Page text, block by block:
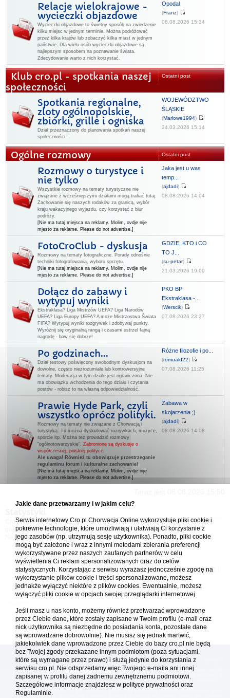
Relacje wielokrajowe -
wycieczki objazdowe
Wycieczki objazdowe to świetny sposób na zwiedzenie
kilku miejsc w jednym terminie. Można podróżować
przez kilka krajów lub zobaczyć kilka miast w jednym
państwie. Dla wielu osób wycieczki objazdowe są
najlepszym sposobem na poznawanie świata.
Zdecydowanie warto z nich korzystać.
Opodal
(Franz)
08.08.2026 15:34
Klub cro.pl - spotkania naszej
społeczności
Ostatni post
Spotkania regionalne,
zloty ogólnopolskie,
zbiórki, grille i ogniska
Dział przeznaczony do planowania spotkań naszej
społeczności.
WOJEWÓDZTWO
ŚLĄSKIE
(Marlowe1994)
24.03.2026 15:14
Ogólne rozmowy Ostatni post
Rozmowy o turystyce i
nie tylko
Wszystkie rozmowy na tematy turystyczne nie
związane z wcześniejszymi działami mogą trafiać tutaj.
Zachowanie się naszych rodaków za granicą, wybór
kraju wakacyjnego wyjazdu, czy korzystać z biur
podróży.
[Nie ma tutaj miejsca na reklamy. Molim, ovdje nije
mjesto za reklame. Please do not advertise.]
Jaka jest u was
temp...
(ajdadi)
08.08.2026 14:04
FotoCroClub - dyskusja
Rozmowy na tematy fotograficzne. Porady odnośnie
techniki fotografowania, wyboru sprzętu.
[Nie ma tutaj miejsca na reklamy. Molim, ovdje nije
mjesto za reklame. Please do not advertise.]
GDZIE, KTO i CO
TO J...
(su-petar)
21.03.2026 19:00
Dołącz do zabawy i
wytypuj wyniki
Ekstraklasa? Liga Mistrzów UEFA? Liga Narodów
UEFA? Liga Europy UEFA? A może Mistrzostwa Świata
FIFA? Wytypuj wyniki rozgrywek i zdobywaj punkty.
Wyróżnij się oryginalną rangą i czasami ustrzel fajną
nagrodę - baw się dobrze!
PKO BP
Ekstraklasa -...
(Werscik)
07.08.2026 23:27
Po godzinach...
Dział testowy poświęcony swobodnym dyskusjom na
dowolne, często niezrozumiałe lub kontrowersyjne
tematy. Moderacja w tym dziale jest ograniczona. Nie
ma obowiązku wchodzenia do tego działu i czytania
postów - robisz to na własną odpowiedzialność.
Różne filozofie i po...
(romuald22)
07.08.2026 11:25
Prawie Hyde Park, czyli
wszystko oprócz polityki.
Rozmowy na tematy nie związane z Chorwacją i
turystyką. Tu można dyskutować rozrywkach, muzyce,
sporcie itp. Można też prowadzić rozmowy
"ogólnotowarzyskie". Zabronione są dyskusje o
współczesnej, polskiej polityce.
Ale uwaga! Również tu obowiązuje przestrzeganie
regulaminu forum i kulturalne zachowanie!
[Nie ma tutaj miejsca na reklamy. Molim, ovdje nije
mjesto za reklame. Please do not advertise.]
Zabawa w
skojarzenia ;)
(ajdadi)
08.08.2026 14:08
Cro.pl przegląda153użytkowników :: 5 zidentyfikowanych, 0 ukrytych i 148
gości (dane z ostatnich 3 minut)
Najwięcej użytkowników online ( 5542) było 21.04.2026 01:12
Forum Chorwacja Online - Cro.pl
Usuń ciasteczka• Strefa czasowa: UTC + 1 (Polska - czas zimowy) [ DST
[reklama ] [
Platforma cro.pl© Chorwacja online™ wykorzystuje cookies do prawidłowego działania, te pliki
gromadzą na Twoim komputerze dane ułatwiające korzystanie z serwisu; więcej informacji w
Redakcja platformy cro.pl© Chorwacja online™ nie odpowiada za treści zamieszczone przez
użytkowników. Korzystanie z serwisu oznacza akceptację regulaminu. Serwis ma charakter
Jakie dane przetwarzamy i w jakim celu?
Serwis internetowy Cro.pl Chorwacja Online wykorzystuje pliki cookie i
pokrewne technologie, które umożliwiają i ułatwiają Ci korzystanie z
jego zasobów (np. utrzymują sesję użytkownika). Ponadto, pliki cookie
mogą być założone i wraz z innymi metodami zbierania preferencji
wykorzystywane przez naszych zaufanych partnerów w celu
wyświetlenia Ci reklam spersonalizowanych oraz do celów
statystycznych. Korzystając z serwisu wyrażasz jednocześnie zgodę na
wykorzystanie plików cookie i treści spersonalizowane, możesz
jednakże wyłączyć niektóre z plików cookies. Ewentualnie, możesz
wyłączyć pliki cookie w opcjach swojej przeglądarki internetowej.
Jeśli masz u nas konto, możemy również przetwarzać wprowadzone
przez Ciebie dane, które zostały zapisane w Twoim profilu (e-mail oraz
nick użytkownika są niezbędne do posiadania konta, pozostałe dane
są wprowadzane dobrowolnie). Nie musisz się jednak martwić,
jakiekolwiek dane wprowadzone przez Ciebie do bazy cro.pl nie będą
bez Twojej zgody przekazane innym podmiotom (poza sytuacjami,
które są wymagane przez prawo) i służą jedynie do korzystania z
serwisu cro.pl. Nie odsprzedamy więc Twojego e-maila ani innej
zapisanej w profilu danej żadnemu zewnętrznemu podmiotowi.
Szczegółowe informacje znajdziesz w polityce prywatności oraz
Regulaminie.